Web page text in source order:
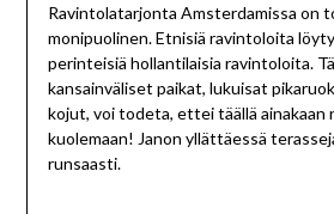
Ravintolatarjonta Amsterdamissa on
monipuolinen. Etnisiä ravintoloita
perinteisiä hollantilaisia ravintoloita.
kansainväliset paikat, lukuisat
kojut, voi todeta, ettei täällä ainakaan
kuolemaan! Janon yllättäessä
runsaasti.